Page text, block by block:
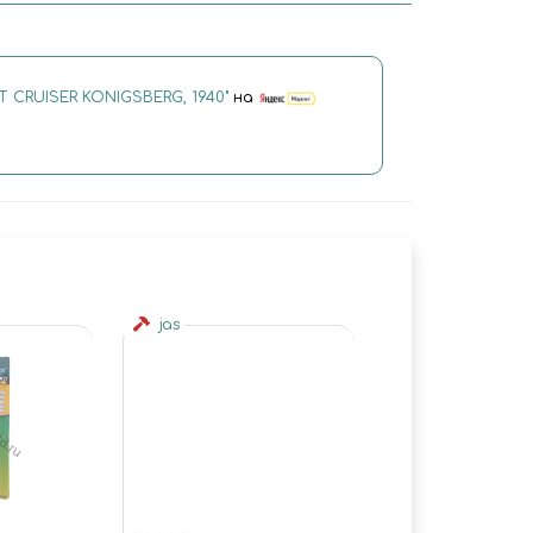
CRUISER KONIGSBERG, 1940" на
jas